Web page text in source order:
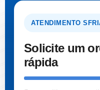
ATENDIMENTO
Solicite um
rápida